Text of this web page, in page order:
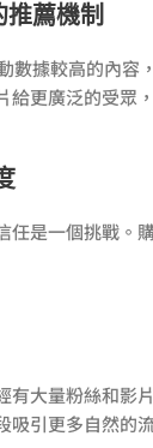
薦機制
數據較高的內
給更廣泛的受眾
任是一個挑戰。
有大量粉絲和影
吸引更多自然的